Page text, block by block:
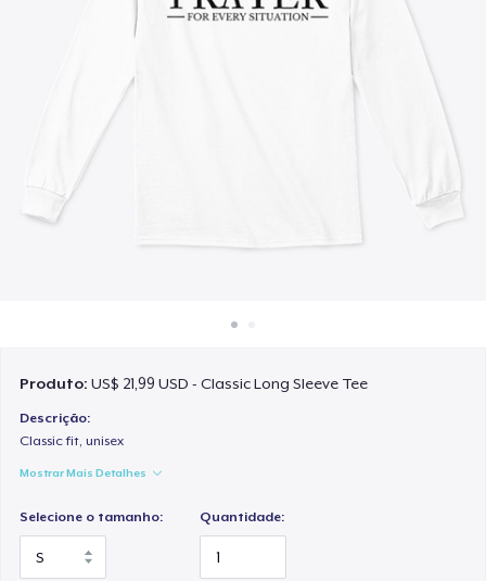
Produto:US$ 21,99 USD - Classic Long Sleeve Tee
Descrição:
Classic fit, unisex
Mostrar Mais Detalhes
Selecione o tamanho: Quantidade: